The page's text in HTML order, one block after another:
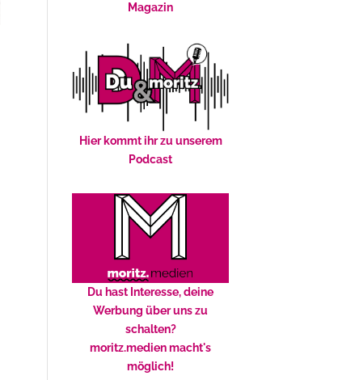
Magazin
Hier kommt ihr zu unserem
Podcast
Du hast Interesse, deine
Werbung über uns zu
schalten?
moritz.medien macht's
möglich!